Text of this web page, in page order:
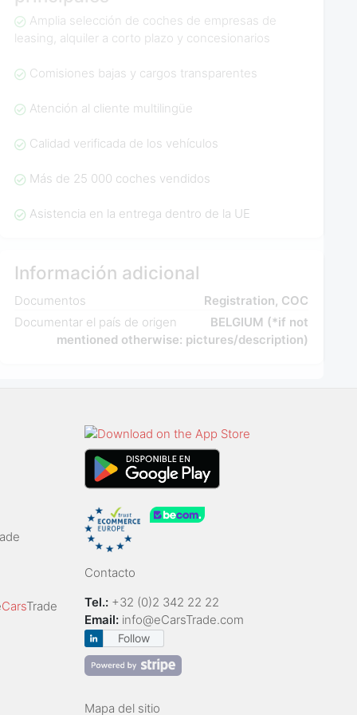
Amplia selección de coches de empresas de
leasing, alquiler a corto plazo y concesionarios
Comisiones bajas y cargos transparentes
Atención al cliente multilingüe
Calidad verificada de los vehículos
Más de 25 000 coches vendidos
Asistencia en la entrega dentro de la UE
Información adicional
Documentos
Registration, COC
Documentar el país de origen
BELGIUM (*if not
mentioned otherwise: pictures/description)
CarsTrade
Contacto
Tel.: +32 (0)2 342 22 22
Email: info@eCarsTrade.com
Follow
Mapa del sitio